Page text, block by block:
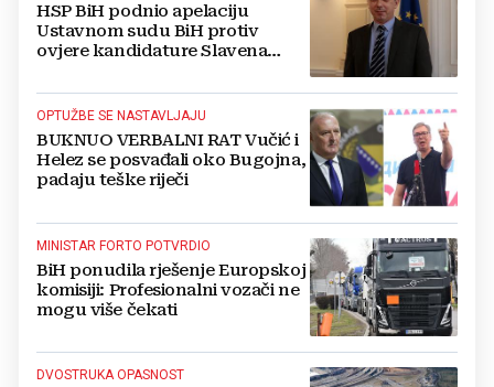
HSP BiH podnio apelaciju
Ustavnom sudu BiH protiv
ovjere kandidature Slavena
OPTUŽBE SE NASTAVLJAJU
BUKNUO VERBALNI RAT Vučić i
Helez se posvađali oko Bugojna,
padaju teške riječi
MINISTAR FORTO POTVRDIO
BiH ponudila rješenje Europskoj
komisiji: Profesionalni vozači ne
mogu više čekati
DVOSTRUKA OPASNOST